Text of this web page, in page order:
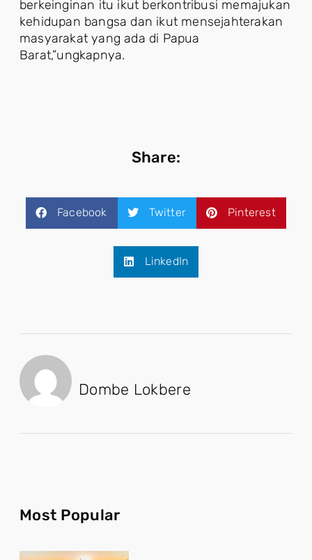
berkeinginan itu ikut berkontribusi memajukan
kehidupan bangsa dan ikut mensejahterakan
masyarakat yang ada di Papua
Barat,”ungkapnya.
Share:
Facebook Twitter Pinterest
LinkedIn
Dombe Lokbere
Most Popular